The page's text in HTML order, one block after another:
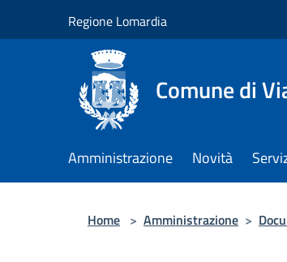
Regione Lomardia
Comune di
Amministrazione Novità
Home > Amministrazione >